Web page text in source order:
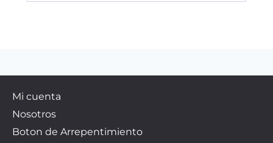
Mi cuenta
Nosotros
Boton de Arrepentimiento